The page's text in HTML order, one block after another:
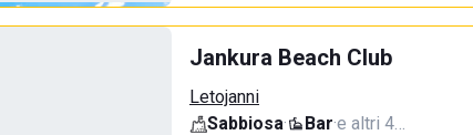
Jankura Beach Club
Letojanni
Sabbiosa· Bar·e altri 4…